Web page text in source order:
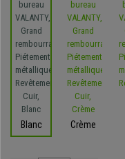
Blanc Crème